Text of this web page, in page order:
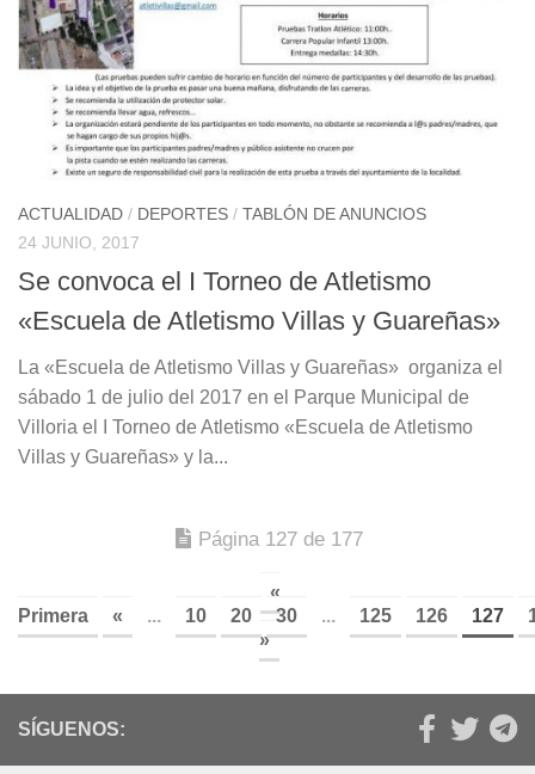
ACTUALIDAD / DEPORTES / TABLÓN DE ANUNCIOS
24 JUNIO, 2017
Se convoca el I Torneo de Atletismo
«Escuela de Atletismo Villas y Guareñas»
La «Escuela de Atletismo Villas y Guareñas» organiza el
sábado 1 de julio del 2017 en el Parque Municipal de
Villoria el I Torneo de Atletismo «Escuela de Atletismo
Villas y Guareñas» y la...
Página 127 de 177
«
Primera
« ... 10 20 30 ... 125 126 127
»
SÍGUENOS: